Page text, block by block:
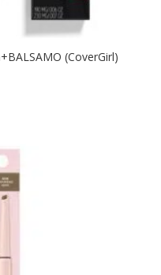
(CoverGirl)